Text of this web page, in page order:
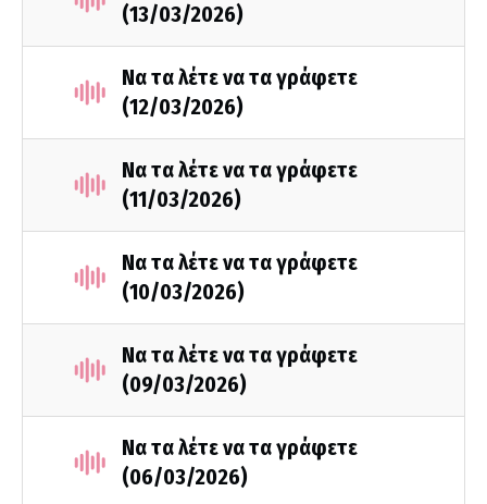
(13/03/2026)
Να τα λέτε να τα γράφετε
(12/03/2026)
Να τα λέτε να τα γράφετε
(11/03/2026)
Να τα λέτε να τα γράφετε
(10/03/2026)
Να τα λέτε να τα γράφετε
(09/03/2026)
Να τα λέτε να τα γράφετε
(06/03/2026)